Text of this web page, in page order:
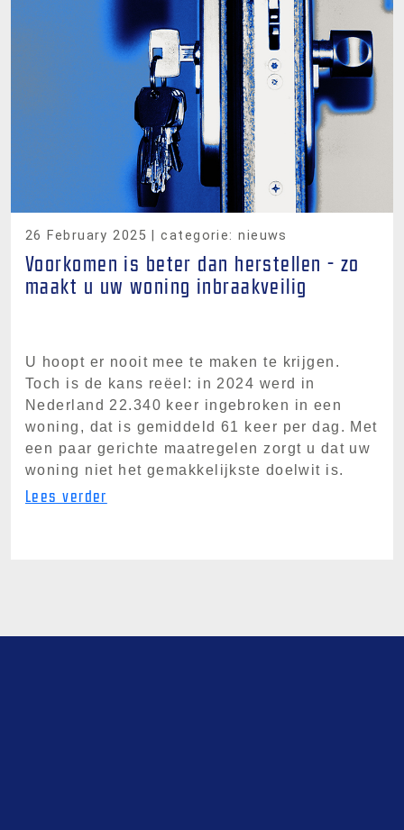
26 February 2025 | categorie: nieuws
Voorkomen is beter dan herstellen - zo
maakt u uw woning inbraakveilig
U hoopt er nooit mee te maken te krijgen.
Toch is de kans reëel: in 2024 werd in
Nederland 22.340 keer ingebroken in een
woning, dat is gemiddeld 61 keer per dag. Met
een paar gerichte maatregelen zorgt u dat uw
woning niet het gemakkelijkste doelwit is.
Lees verder